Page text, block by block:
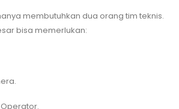
membutuhkan dua orang tim teknis.
bisa memerlukan: